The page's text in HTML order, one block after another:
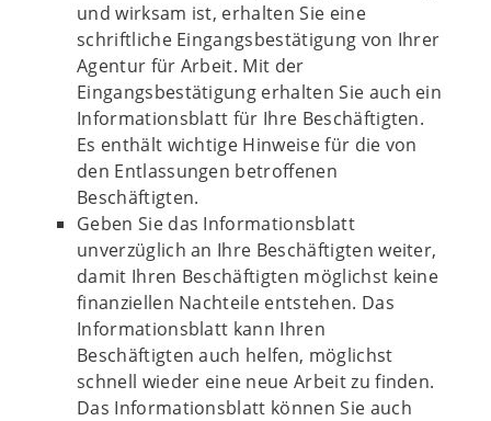
und wirksam ist, erhalten Sie eine
schriftliche Eingangsbestätigung von Ihrer
Agentur für Arbeit. Mit der
Eingangsbestätigung erhalten Sie auch ein
Informationsblatt für Ihre Beschäftigten.
Es enthält wichtige Hinweise für die von
den Entlassungen betroffenen
Beschäftigten.
Geben Sie das Informationsblatt
unverzüglich an Ihre Beschäftigten weiter,
damit Ihren Beschäftigten möglichst keine
finanziellen Nachteile entstehen. Das
Informationsblatt kann Ihren
Beschäftigten auch helfen, möglichst
schnell wieder eine neue Arbeit zu finden.
Das Informationsblatt können Sie auch